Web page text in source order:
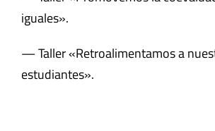
iguales».
— Taller «Retroalimentamos a
estudiantes».